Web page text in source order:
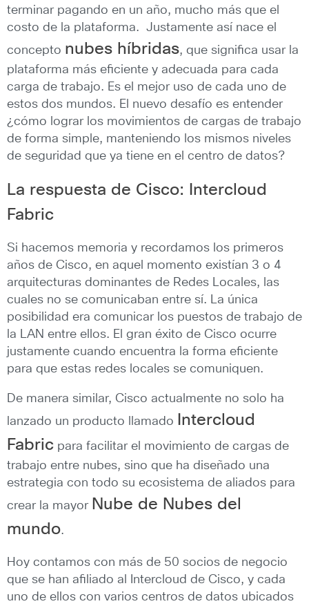
terminar pagando en un año, mucho más que el
costo de la plataforma. Justamente así nace el
concepto nubes híbridas, que significa usar la
plataforma más eficiente y adecuada para cada
carga de trabajo. Es el mejor uso de cada uno de
estos dos mundos. El nuevo desafío es entender
¿cómo lograr los movimientos de cargas de trabajo
de forma simple, manteniendo los mismos niveles
de seguridad que ya tiene en el centro de datos?
La respuesta de Cisco: Intercloud
Fabric
Si hacemos memoria y recordamos los primeros
años de Cisco, en aquel momento existían 3 o 4
arquitecturas dominantes de Redes Locales, las
cuales no se comunicaban entre sí. La única
posibilidad era comunicar los puestos de trabajo de
la LAN entre ellos. El gran éxito de Cisco ocurre
justamente cuando encuentra la forma eficiente
para que estas redes locales se comuniquen.
De manera similar, Cisco actualmente no solo ha
lanzado un producto llamado
Intercloud
Fabric para facilitar el movimiento de cargas de
trabajo entre nubes, sino que ha diseñado una
estrategia con todo su ecosistema de aliados para
crear la mayor Nube de Nubes del
mundo.
Hoy contamos con más de 50 socios de negocio
que se han afiliado al Intercloud de Cisco, y cada
uno de ellos con varios centros de datos ubicados